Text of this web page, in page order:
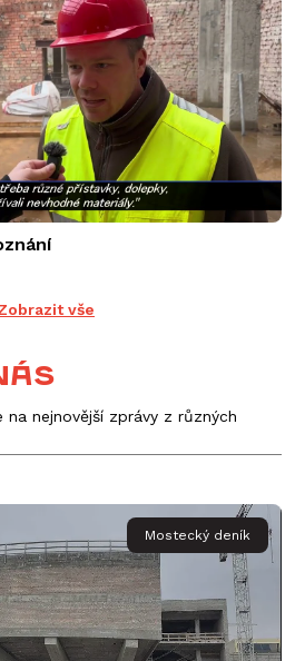
vše
nejnovější zprávy z různých
Mostecký deník